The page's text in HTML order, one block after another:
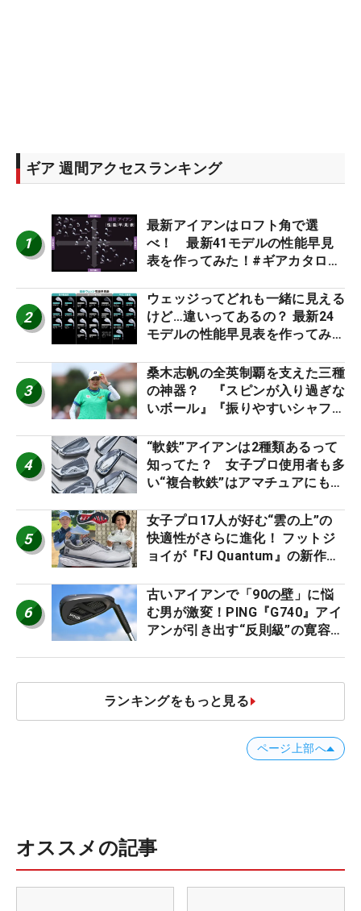
ギア 週間アクセスランキング
1
最新アイアンはロフト角で選
べ！ 最新41モデルの性能早見
表を作ってみた！#ギアカタログ
2
ウェッジってどれも一緒に見える
けど…違いってあるの？ 最新24
モデルの性能早見表を作ってみ
3
桑木志帆の全英制覇を支えた三種
の神器？ 『スピンが入り過ぎな
いボール』『振りやすいシャフ
ー』 #女子プロセッティング
4
“軟鉄”アイアンは2種類あるって
知ってた？ 女子プロ使用者も多
い“複合軟鉄”はアマチュアにもオ
5
女子プロ17人が好む“雲の上”の
快適性がさらに進化！ フットジ
ョイが『FJ Quantum』の新作を
6
古いアイアンで「90の壁」に悩
む男が激変！PING『G740』アイ
アンが引き出す“反則級”の寛容性
ランキングをもっと見る
ページ上部へ
オススメの記事